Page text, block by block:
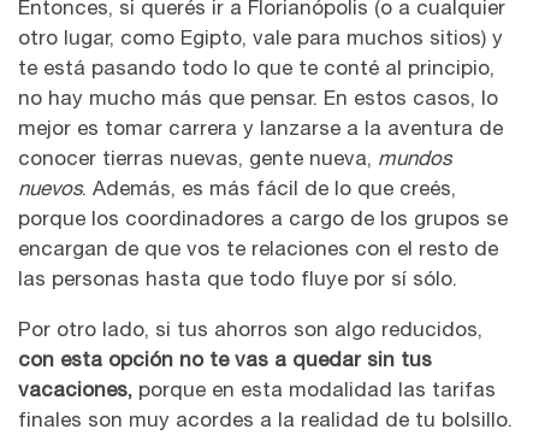
Entonces, si querés ir a Florianópolis (o a cualquier
otro lugar, como Egipto, vale para muchos sitios) y
te está pasando todo lo que te conté al principio,
no hay mucho más que pensar. En estos casos, lo
mejor es tomar carrera y lanzarse a la aventura de
conocer tierras nuevas, gente nueva, mundos
nuevos. Además, es más fácil de lo que creés,
porque los coordinadores a cargo de los grupos se
encargan de que vos te relaciones con el resto de
las personas hasta que todo fluye por sí sólo.
Por otro lado, si tus ahorros son algo reducidos,
con esta opción no te vas a quedar sin tus
vacaciones, porque en esta modalidad las tarifas
finales son muy acordes a la realidad de tu bolsillo.